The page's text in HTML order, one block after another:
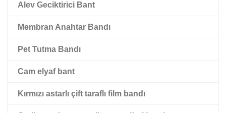
Alev Geciktirici Bant
Membran Anahtar Bandı
Pet Tutma Bandı
Cam elyaf bant
Kırmızı astarlı çift taraflı film bandı